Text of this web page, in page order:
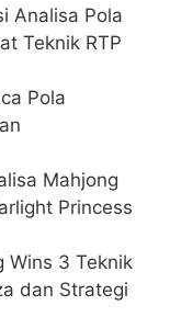
Analisa Pola
Teknik RTP
Pola
Mahjong
Princess
Wins 3 Teknik
dan Strategi